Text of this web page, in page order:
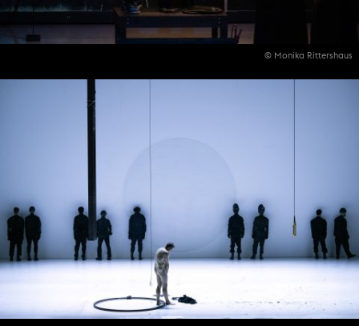
© Monika Rittershaus